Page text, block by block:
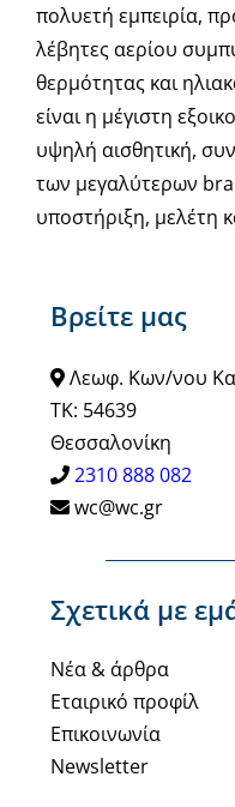
Βρείτε μας
Λεωφ. Κων/νου
ΤΚ: 54639
Θεσσαλονίκη
2310 888 082
wc@wc.gr
Σχετικά με
Νέα & άρθρα
Εταιρικό προφίλ
Επικοινωνία
Newsletter
πολυετή εμπειρία,
λέβητες αερίου
θερμότητας και
είναι η μέγιστη
υψηλή αισθητική,
των μεγαλύτερων
υποστήριξη, μελέτη